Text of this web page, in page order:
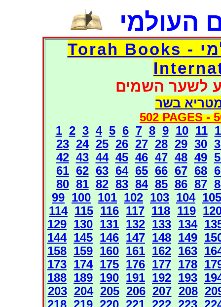
העולמי
דפי אוצר הספרים העולמי - Torah Books
לשער השמים
בשר
502 PAGES -
1 2 3 4 5 6 7 8 9 10 11
23 24 25 26 27 28 29 30
42 43 44 45 46 47 48 49
61 62 63 64 65 66 67 68
80 81 82 83 84 85 86 87
99 100 101 102 103 104 105
114 115 116 117 118 119
129 130 131 132 133 134
144 145 146 147 148 149
158 159 160 161 162 163
173 174 175 176 177 178
188 189 190 191 192 193
203 204 205 206 207 208